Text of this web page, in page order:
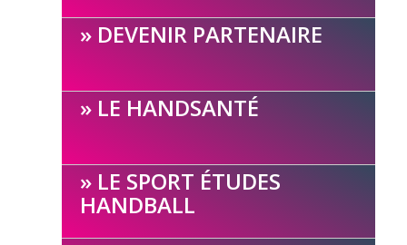
DEVENIR PARTENAIRE
LE HANDSANTÉ
LE SPORT ÉTUDES
HANDBALL